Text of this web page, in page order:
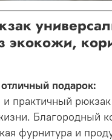
экокожи,
подарок:
практичный
Благородный
фурнитура и